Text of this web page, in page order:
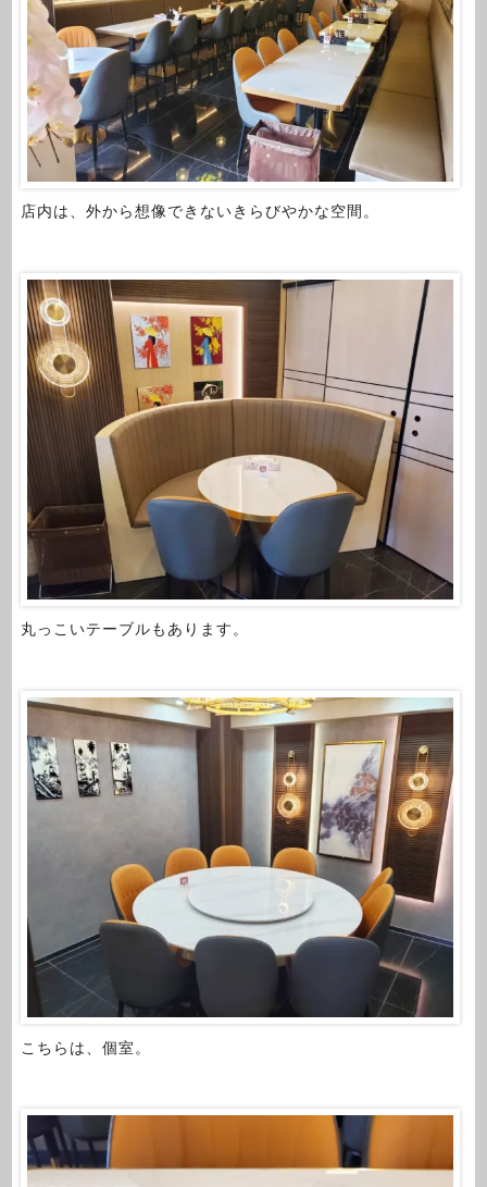
店内は、外から想像できないきらびやかな空間。
丸っこいテーブルもあります。
こちらは、個室。